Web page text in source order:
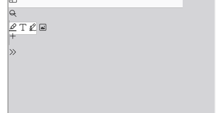
to
PDF
content